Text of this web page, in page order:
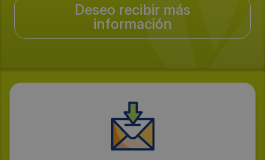
Deseo recibir más
información